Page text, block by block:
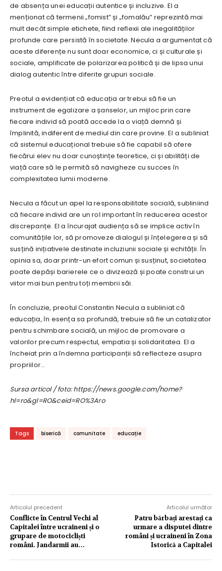
de absența unei educații autentice și incluzive. El a
menționat că termenii „fomist” și „fomalău” reprezintă mai
mult decât simple etichete, fiind reflexii ale inegalităților
profunde care persistă în societate. Necula a argumentat că
aceste diferențe nu sunt doar economice, ci și culturale și
sociale, amplificate de polarizarea politică și de lipsa unui
dialog autentic între diferite grupuri sociale.
Preotul a evidențiat că educația ar trebui să fie un
instrument de egalizare a șanselor, un mijloc prin care
fiecare individ să poată accede la o viață demnă și
împlinită, indiferent de mediul din care provine. El a subliniat
că sistemul educațional trebuie să fie capabil să ofere
fiecărui elev nu doar cunoștințe teoretice, ci și abilități de
viață care să le permită să navigheze cu succes în
complexitatea lumii moderne.
Necula a făcut un apel la responsabilitate socială, subliniind
că fiecare individ are un rol important în reducerea acestor
discrepanțe. El a încurajat audiența să se implice activ în
comunitățile lor, să promoveze dialogul și înțelegerea și să
susțină inițiativele destinate incluziunii sociale și echității. În
opinia sa, doar printr-un efort comun și susținut, societatea
poate depăși barierele ce o divizează și poate construi un
viitor mai bun pentru toți membrii săi.
În concluzie, preotul Constantin Necula a subliniat că
educația, în esența sa profundă, trebuie să fie un catalizator
pentru schimbare socială, un mijloc de promovare a
valorilor precum respectul, empatia și solidaritatea. El a
încheiat prin a îndemna participanții să reflecteze asupra
propriilor…
Sursa articol / foto: https://news.google.com/home?
hl=ro&gl=RO&ceid=RO%3Aro
Tags biserică comunitate educație
Articolul precedent
Conflicte în Centrul Vechi al
Capitalei între ucraineni și o
grupare de motocicliști
români. Jandarmii au…
Articolul următor
Patru bărbați arestați ca
urmare a disputei dintre
români și ucraineni în Zona
Istorică a Capitalei